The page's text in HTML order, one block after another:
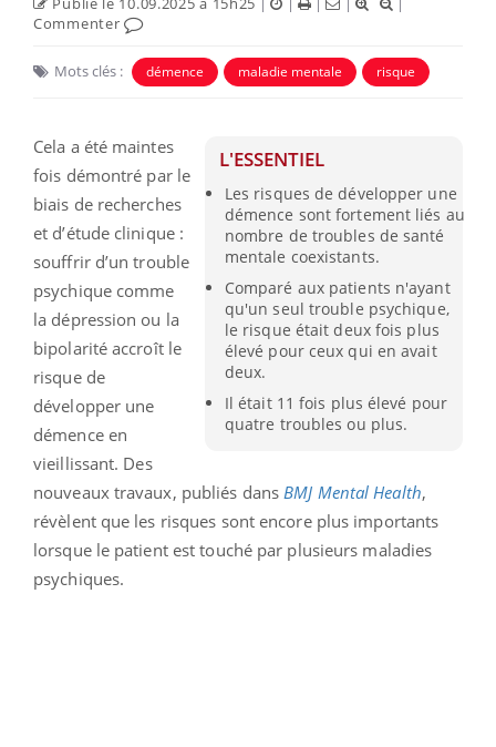
Commenter
Mots clés : démence maladie mentale risque
L'ESSENTIEL
Les risques de développer une
démence sont fortement liés au
nombre de troubles de santé
mentale coexistants.
Comparé aux patients n'ayant
qu'un seul trouble psychique,
le risque était deux fois plus
élevé pour ceux qui en avait
deux.
Il était 11 fois plus élevé pour
quatre troubles ou plus.
Cela a été maintes
fois démontré par le
biais de recherches
et d’étude clinique :
souffrir d’un trouble
psychique comme
la dépression ou la
bipolarité accroît le
risque de
développer une
démence en
vieillissant. Des
nouveaux travaux, publiés dans BMJ Mental Health,
révèlent que les risques sont encore plus importants
lorsque le patient est touché par plusieurs maladies
psychiques.